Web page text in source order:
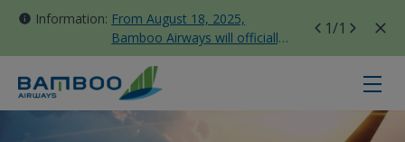
Information: From August 18, 2025,
Bamboo Airways will officially
move all domestic flights to
Tan Son Nhat Terminal T3
1/1
特殊餐食 - Bamboo Airways